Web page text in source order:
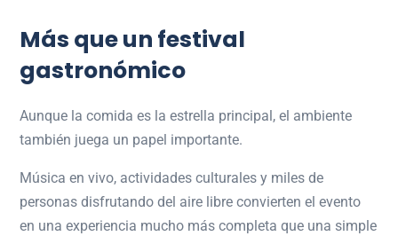
Más que un festival
gastronómico
Aunque la comida es la estrella principal, el ambiente
también juega un papel importante.
Música en vivo, actividades culturales y miles de
personas disfrutando del aire libre convierten el evento
en una experiencia mucho más completa que una simple